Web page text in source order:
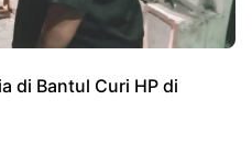
di Bantul Curi HP di